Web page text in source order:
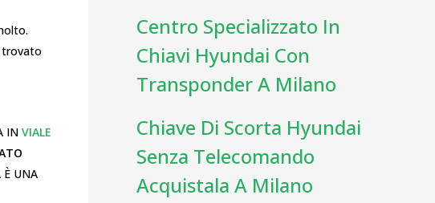
trovato
IN VIALE
È UNA
Centro Specializzato In
Chiavi Hyundai Con
Transponder A Milano
Chiave Di Scorta Hyundai
Senza Telecomando
Acquistala A Milano